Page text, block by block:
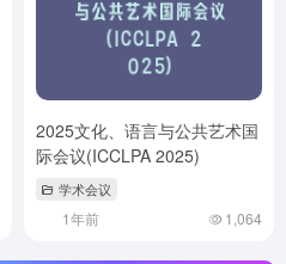
2025文化、语言与公共艺术国
际会议(ICCLPA 2025)
学术会议
1年前 1,064